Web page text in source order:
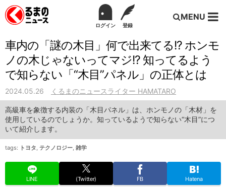
ログイン 登録
MENU
車内の「謎の木目」何で出来てる!? ホンモ
ノの木じゃないってマジ!? 知ってるよう
で知らない「“木目”パネル」の正体とは
2024.05.26 くるまのニュースライター HAMATARO
高級車を象徴する内装の「木目パネル」は、ホンモノの「木材」を
使用しているのでしょうか。知っているようで知らない“木目”につ
いて紹介します。
tags: トヨタ, テクノロジー, 雑学
LINE (Twitter) FB Hatena